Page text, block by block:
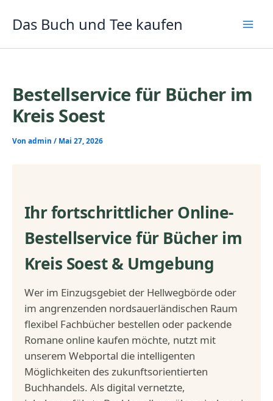
InhaltDas Buch und Tee kaufen
Bestellservice für Bücher im
Kreis Soest
Von admin / Mai 27, 2026
Ihr fortschrittlicher Online-
Bestellservice für Bücher im
Kreis Soest & Umgebung
Wer im Einzugsgebiet der Hellwegbörde oder
im angrenzenden nordsauerländischen Raum
flexibel Fachbücher bestellen oder packende
Romane online kaufen möchte, nutzt mit
unserem Webportal die intelligenten
Möglichkeiten des zukunftsorientierten
Buchhandels. Als digital vernetzte,